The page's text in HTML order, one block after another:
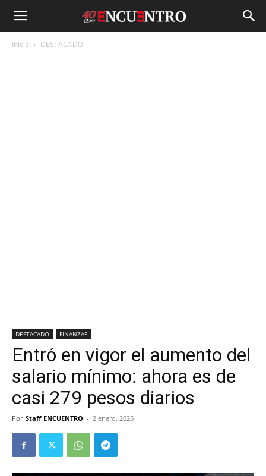
Inicio DESTACADO
DESTACADO FINANZAS
Entró en vigor el aumento del
salario mínimo: ahora es de
casi 279 pesos diarios
Por Staff ENCUENTRO - 2 enero, 2025